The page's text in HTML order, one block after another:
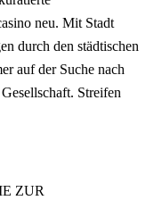
neu. Mit Stadt
durch den städtischen
auf der Suche nach
Streifen
ZUR